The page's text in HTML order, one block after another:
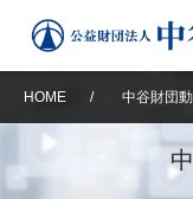
HOME / 中谷財団